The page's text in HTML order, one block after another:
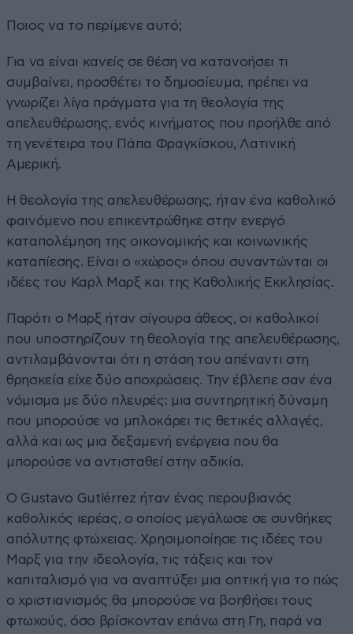
Ποιος να το περίμενε αυτό;
Για να είναι κανείς σε θέση να κατανοήσει τι
συμβαίνει, προσθέτει το δημοσίευμα, πρέπει να
γνωρίζει λίγα πράγματα για τη θεολογία της
απελευθέρωσης, ενός κινήματος που προήλθε από
τη γενέτειρα του Πάπα Φραγκίσκου, Λατινική
Αμερική.
Η θεολογία της απελευθέρωσης, ήταν ένα καθολικό
φαινόμενο που επικεντρώθηκε στην ενεργό
καταπολέμηση της οικονομικής και κοινωνικής
καταπίεσης. Είναι ο «χώρος» όπου συναντώνται οι
ιδέες του Καρλ Μαρξ και της Καθολικής Εκκλησίας.
Παρότι ο Μαρξ ήταν σίγουρα άθεος, οι καθολικοί
που υποστηρίζουν τη θεολογία της απελευθέρωσης,
αντιλαμβάνονται ότι η στάση του απέναντι στη
θρησκεία είχε δύο αποχρώσεις. Την έβλεπε σαν ένα
νόμισμα με δύο πλευρές: μια συντηρητική δύναμη
που μπορούσε να μπλοκάρει τις θετικές αλλαγές,
αλλά και ως μια δεξαμενή ενέργεια που θα
μπορούσε να αντισταθεί στην αδικία.
Ο Gustavo Gutiérrez ήταν ένας περουβιανός
καθολικός ιερέας, ο οποίος μεγάλωσε σε συνθήκες
απόλυτης φτώχειας. Χρησιμοποίησε τις ιδέες του
Μαρξ για την ιδεολογία, τις τάξεις και τον
καπιταλισμό για να αναπτύξει μια οπτική για το πώς
ο χριστιανισμός θα μπορούσε να βοηθήσει τους
φτωχούς, όσο βρίσκονταν επάνω στη Γη, παρά να